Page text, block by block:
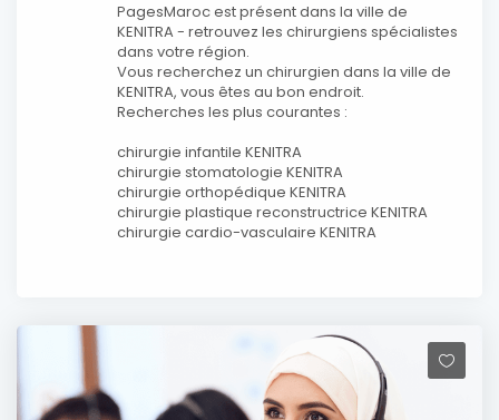
PagesMaroc est présent dans la ville de
KENITRA - retrouvez les chirurgiens spécialistes
dans votre région.
Vous recherchez un chirurgien dans la ville de
KENITRA, vous êtes au bon endroit.
Recherches les plus courantes :
chirurgie infantile KENITRA
chirurgie stomatologie KENITRA
chirurgie orthopédique KENITRA
chirurgie plastique reconstructrice KENITRA
chirurgie cardio-vasculaire KENITRA